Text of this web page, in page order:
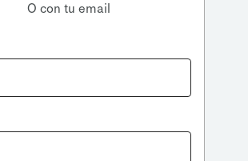
O con tu email